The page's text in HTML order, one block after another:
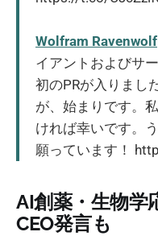
Wolfram Ravenwolf
イアントおよびサ
初のPRが入りまし
が、始まりです。
ければ幸いです。
願っています！
AI創薬・生物学
CEO発言も